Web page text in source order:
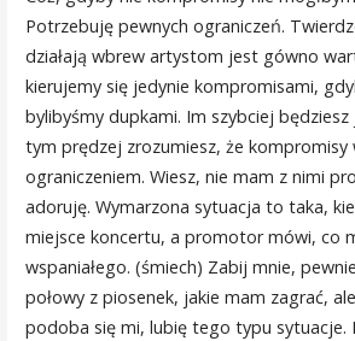
Potrzebuję pewnych ograniczeń.
działają wbrew artystom jest gówno
kierujemy się jedynie kompromisami,
bylibyśmy dupkami. Im szybciej będziesz
tym prędzej zrozumiesz, że kompromisy
ograniczeniem. Wiesz, nie mam z nimi
adoruję. Wymarzona sytuacja to taka,
miejsce koncertu, a promotor mówi, co
wspaniałego. (śmiech) Zabij mnie,
połowy z piosenek, jakie mam zagrać,
podoba się mi, lubię tego typu sytuacje.